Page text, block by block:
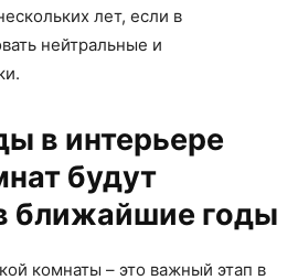
лет, если в
нейтральные и
в интерьере
будут
ближайшие годы
комнаты – это важный этап в